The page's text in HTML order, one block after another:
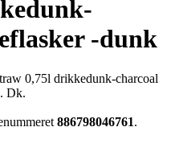
-dunk
0,75l drikkedunk-charcoal
Dk.
886798046761.